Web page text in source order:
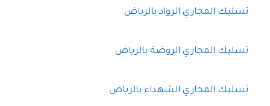
تسليك المجاري الرواد بالرياض
تسليك المجاري الروضة بالرياض
تسليك المجاري الشهداء بالرياض